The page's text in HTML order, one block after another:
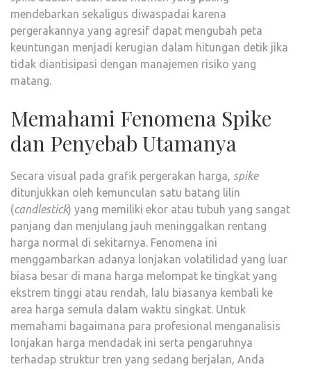
mendebarkan sekaligus diwaspadai karena
pergerakannya yang agresif dapat mengubah peta
keuntungan menjadi kerugian dalam hitungan detik jika
tidak diantisipasi dengan manajemen risiko yang
matang.
Memahami Fenomena Spike
dan Penyebab Utamanya
Secara visual pada grafik pergerakan harga, spike
ditunjukkan oleh kemunculan satu batang lilin
(candlestick) yang memiliki ekor atau tubuh yang sangat
panjang dan menjulang jauh meninggalkan rentang
harga normal di sekitarnya. Fenomena ini
menggambarkan adanya lonjakan volatilidad yang luar
biasa besar di mana harga melompat ke tingkat yang
ekstrem tinggi atau rendah, lalu biasanya kembali ke
area harga semula dalam waktu singkat. Untuk
memahami bagaimana para profesional menganalisis
lonjakan harga mendadak ini serta pengaruhnya
terhadap struktur tren yang sedang berjalan, Anda